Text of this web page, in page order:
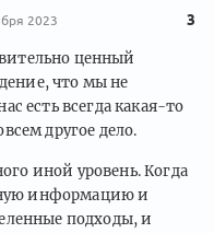
2023 3
ценный
что мы не
есть всегда какая-то
другое дело.
иной уровень. Когда
информацию и
подходы, и